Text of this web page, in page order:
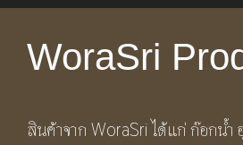
WoraSri
สินค้าจาก WoraSri ได้แก่ ก๊อกน้ำ